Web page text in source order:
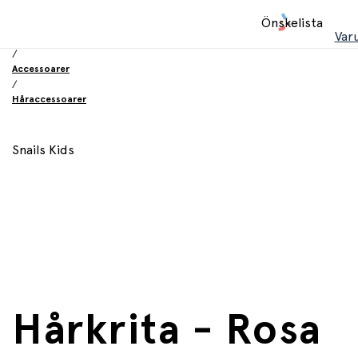
Önskelista
/
Accessoarer
/
Håraccessoarer
Snails Kids
Hårkrita - Rosa